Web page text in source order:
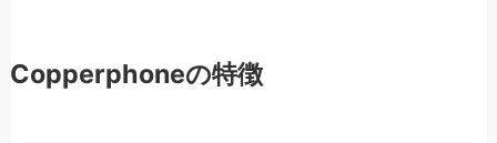
Copperphoneの特徴